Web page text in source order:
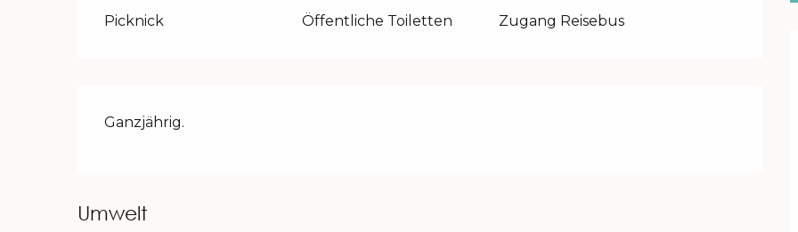
Picknick Öffentliche Toiletten Zugang Reisebus
Ganzjährig.
Umwelt